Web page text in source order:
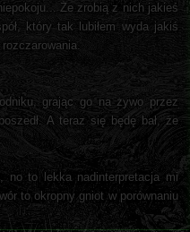
Że zrobią z nich jakieś
który tak lubiłem wyda jakiś
grając go na żywo przez
A teraz się będę bał, że
no to lekka nadinterpretacja mi
to okropny gniot w porównaniu